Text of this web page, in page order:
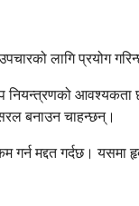
लागि प्रयोग
बनाउन चाहन्छन्।
गर्न मद्दत गर्दछ।